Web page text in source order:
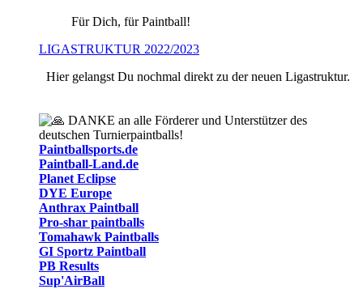
Für Dich, für Paintball!
LIGASTRUKTUR 2022/2023
Hier gelangst Du nochmal direkt zu der neuen Ligastruktur.
DANKE an alle Förderer und Unterstützer des
deutschen Turnierpaintballs!
Paintballsports.de
Paintball-Land.de
Planet Eclipse
DYE Europe
Anthrax Paintball
Pro-shar paintballs
Tomahawk Paintballs
GI Sportz Paintball
PB Results
Sup'AirBall